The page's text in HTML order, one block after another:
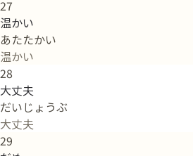
27
温かい
あたたかい
温かい
28
大丈夫
だいじょうぶ
大丈夫
29